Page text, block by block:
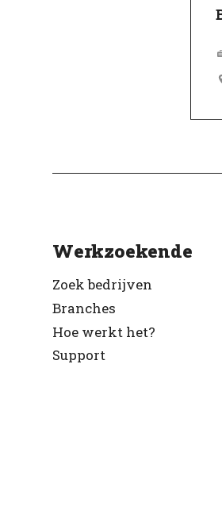
Werkzoekende
Zoek bedrijven
Branches
Hoe werkt het?
Support